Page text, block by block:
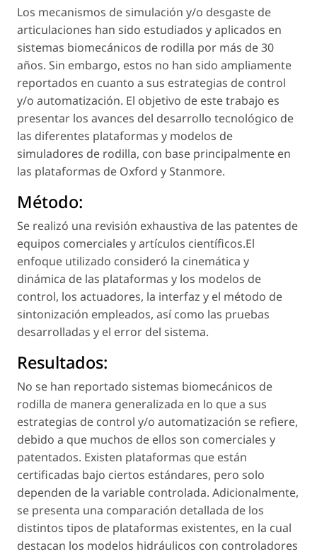
Los mecanismos de simulación y/o desgaste de
articulaciones han sido estudiados y aplicados en
sistemas biomecánicos de rodilla por más de 30
años. Sin embargo, estos no han sido ampliamente
reportados en cuanto a sus estrategias de control
y/o automatización. El objetivo de este trabajo es
presentar los avances del desarrollo tecnológico de
las diferentes plataformas y modelos de
simuladores de rodilla, con base principalmente en
las plataformas de Oxford y Stanmore.
Método:
Se realizó una revisión exhaustiva de las patentes de
equipos comerciales y artículos científicos.El
enfoque utilizado consideró la cinemática y
dinámica de las plataformas y los modelos de
control, los actuadores, la interfaz y el método de
sintonización empleados, así como las pruebas
desarrolladas y el error del sistema.
Resultados:
No se han reportado sistemas biomecánicos de
rodilla de manera generalizada en lo que a sus
estrategias de control y/o automatización se refiere,
debido a que muchos de ellos son comerciales y
patentados. Existen plataformas que están
certificadas bajo ciertos estándares, pero solo
dependen de la variable controlada. Adicionalmente,
se presenta una comparación detallada de los
distintos tipos de plataformas existentes, en la cual
destacan los modelos hidráulicos con controladores